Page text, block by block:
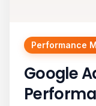
Performance
Google